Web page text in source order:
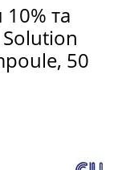
та
Solution
50